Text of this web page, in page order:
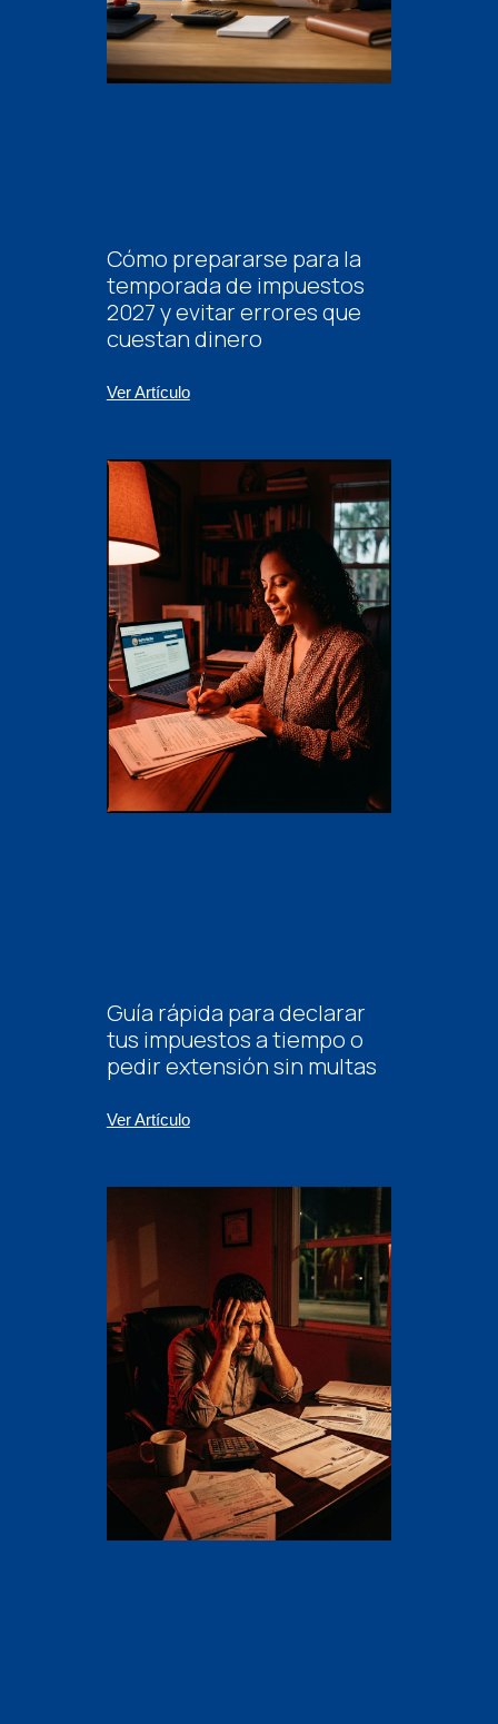
Cómo prepararse para la
temporada de impuestos
2027 y evitar errores que
cuestan dinero
Ver Artículo
Guía rápida para declarar
tus impuestos a tiempo o
pedir extensión sin multas
Ver Artículo